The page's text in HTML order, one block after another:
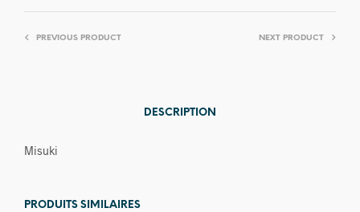
PREVIOUS PRODUCT NEXT PRODUCT
DESCRIPTION
Misuki
PRODUITS SIMILAIRES